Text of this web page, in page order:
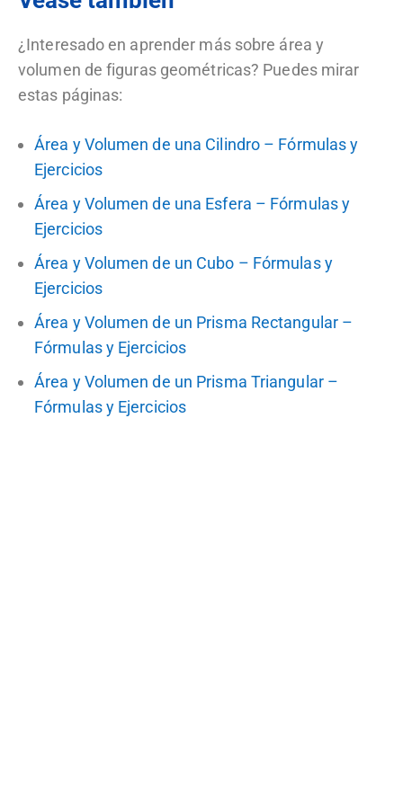
¿Interesado en aprender más sobre área y
volumen de figuras geométricas? Puedes mirar
estas páginas:
Área y Volumen de una Cilindro – Fórmulas y
Ejercicios
Área y Volumen de una Esfera – Fórmulas y
Ejercicios
Área y Volumen de un Cubo – Fórmulas y
Ejercicios
Área y Volumen de un Prisma Rectangular –
Fórmulas y Ejercicios
Área y Volumen de un Prisma Triangular –
Fórmulas y Ejercicios